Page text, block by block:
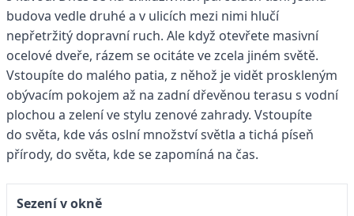
budova vedle druhé a v ulicích mezi nimi hlučí
nepřetržitý dopravní ruch. Ale když otevřete masivní
ocelové dveře, rázem se ocitáte ve zcela jiném světě.
Vstoupíte do malého patia, z něhož je vidět proskleným
obývacím pokojem až na zadní dřevěnou terasu s vodní
plochou a zelení ve stylu zenové zahrady. Vstoupíte
do světa, kde vás oslní množství světla a tichá píseň
přírody, do světa, kde se zapomíná na čas.
Sezení v okně